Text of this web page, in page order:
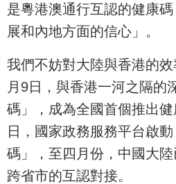
是粵港澳通行互認的健康
展和內地方面的信心」。
我們不妨對大陸與香港的
月9日，與香港一河之隔的
碼」，成為全國首個推出
日，國家政務服務平台啟
碼」，至四月份，中國大
跨省市的互認對接。